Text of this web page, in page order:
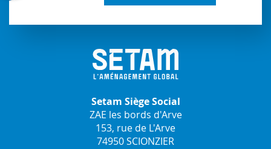
Setam Siège Social
ZAE les bords d'Arve
153, rue de L'Arve
74950 SCIONZIER